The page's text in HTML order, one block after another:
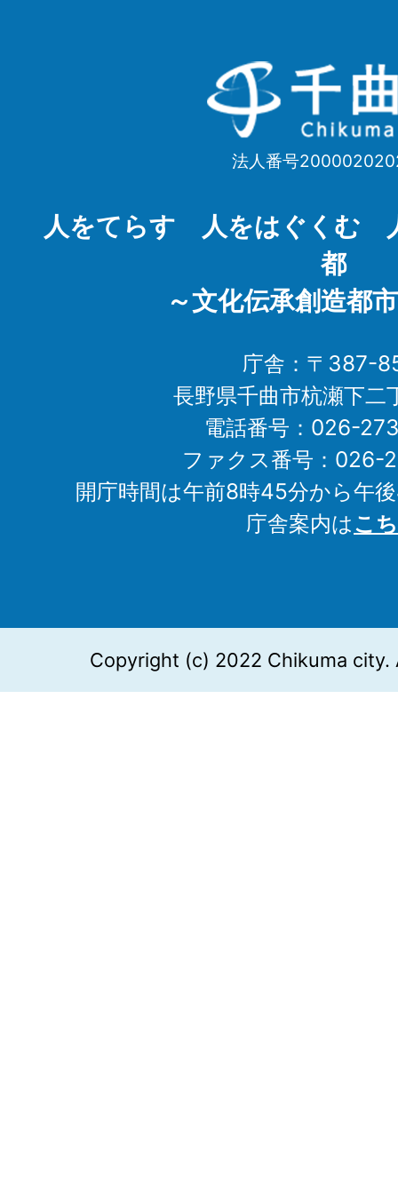
千
曲
Chikuma
法人番号
人をてらす 人をはぐくむ
都
～文化伝承創造都
庁舎：〒387-
長野県千曲市杭瀬下二
電話番号：026-
ファクス番号：026-
開庁時間は午前8時45分から午
庁舎案内はこ
Copyright (c) 2022 Chikuma city.